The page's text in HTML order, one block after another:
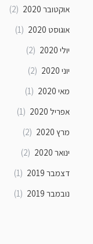
אוקטובר 2020
(2)
אוגוסט 2020
(1)
יולי 2020
(2)
יוני 2020
(2)
מאי 2020
(1)
אפריל 2020
(1)
מרץ 2020
(2)
ינואר 2020
(2)
דצמבר 2019
(1)
נובמבר 2019
(1)